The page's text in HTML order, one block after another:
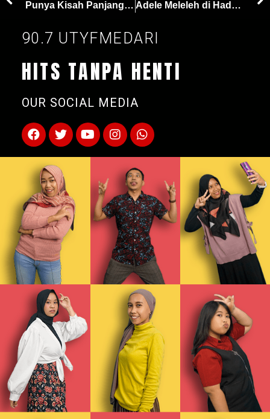
Punya Kisah Panjang, Coldplay Meluncurkan Jersey Barcelona yang Baru Adele Meleleh di Hadapan Céline Dion Atas Kehadirannya di Las Vegas: Celine Aku Sangat Mencintaimu!
90.7 UTYFMEDARI
HITS TANPA HENTI
OUR SOCIAL MEDIA